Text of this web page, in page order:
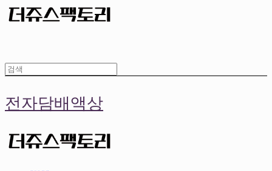
전자담배액상